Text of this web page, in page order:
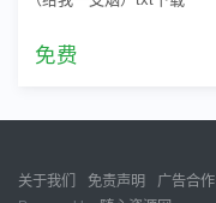
免费
关于我们 免责声明 广告合作